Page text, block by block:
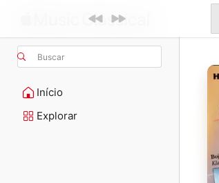
Buscar
Início
Explorar